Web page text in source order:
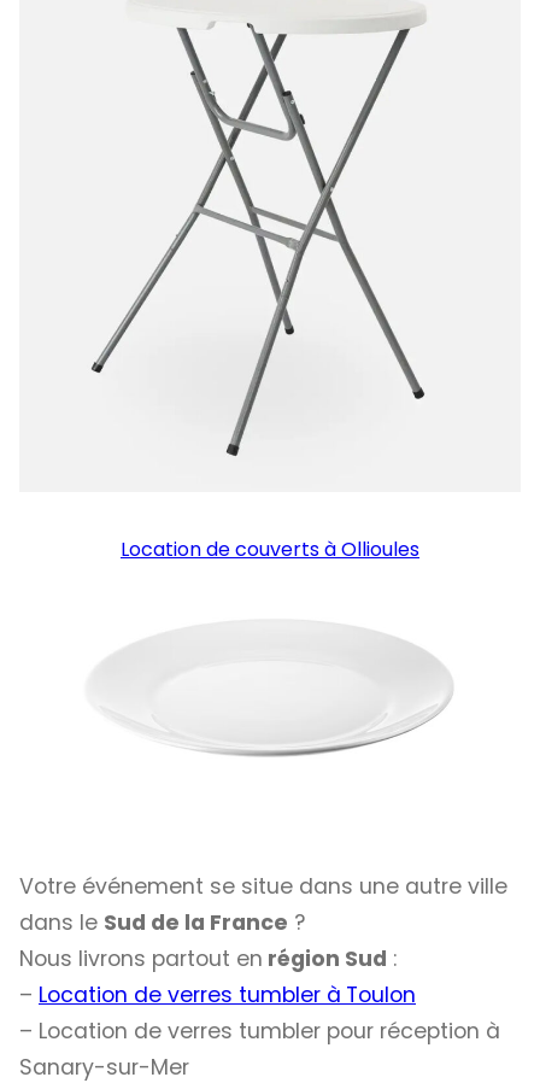
Location de couverts à Ollioules
Votre événement se situe dans une autre ville
dans le Sud de la France ?
Nous livrons partout en région Sud :
– Location de verres tumbler à Toulon
– Location de verres tumbler pour réception à
Sanary-sur-Mer